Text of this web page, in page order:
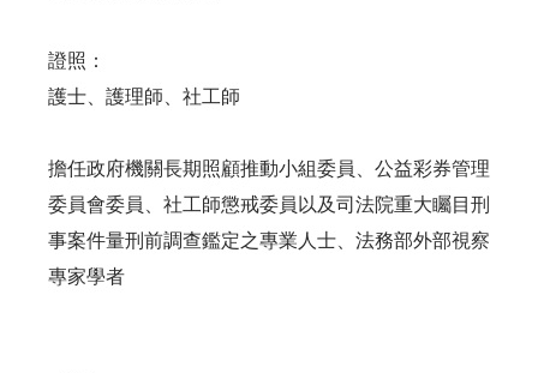
證照：
護士、護理師、社工師
擔任政府機關長期照顧推動小組委員、公益彩券管理
委員會委員、社工師懲戒委員以及司法院重大矚目刑
事案件量刑前調查鑑定之專業人士、法務部外部視察
專家學者